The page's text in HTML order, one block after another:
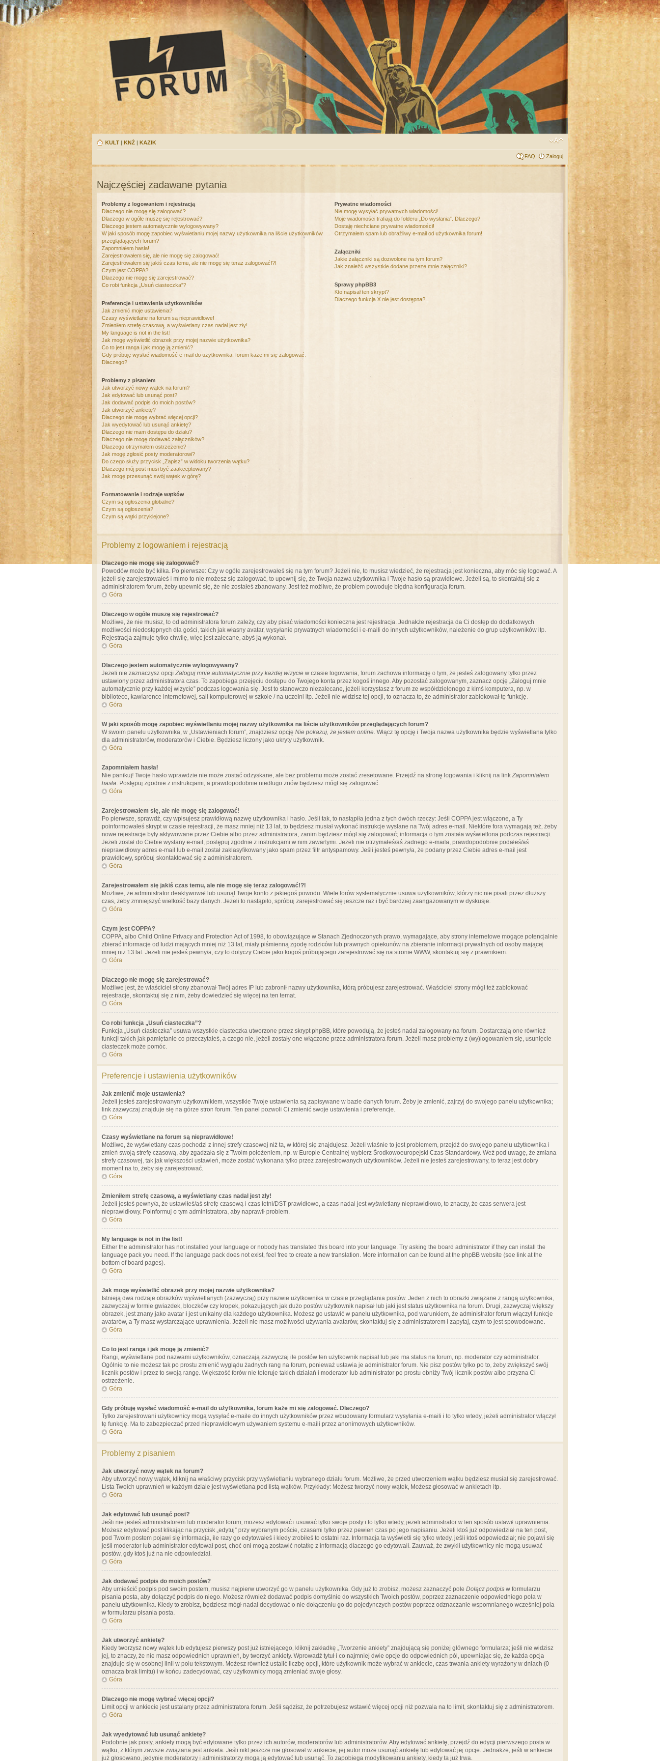
KULT | KNŻ | KAZIK
FAQ Zaloguj
Najczęściej zadawane pytania
Problemy z logowaniem i rejestracją
Dlaczego nie mogę się zalogować?
Dlaczego w ogóle muszę się rejestrować?
Dlaczego jestem automatycznie wylogowywany?
W jaki sposób mogę zapobiec wyświetlaniu mojej nazwy użytkownika na liście użytkowników
przeglądających forum?
Zapomniałem hasła!
Zarejestrowałem się, ale nie mogę się zalogować!
Zarejestrowałem się jakiś czas temu, ale nie mogę się teraz zalogować!?!
Czym jest COPPA?
Dlaczego nie mogę się zarejestrować?
Co robi funkcja „Usuń ciasteczka”?
Preferencje i ustawienia użytkowników
Jak zmienić moje ustawienia?
Czasy wyświetlane na forum są nieprawidłowe!
Zmieniłem strefę czasową, a wyświetlany czas nadal jest zły!
My language is not in the list!
Jak mogę wyświetlić obrazek przy mojej nazwie użytkownika?
Co to jest ranga i jak mogę ją zmienić?
Gdy próbuję wysłać wiadomość e-mail do użytkownika, forum każe mi się zalogować.
Dlaczego?
Problemy z pisaniem
Jak utworzyć nowy wątek na forum?
Jak edytować lub usunąć post?
Jak dodawać podpis do moich postów?
Jak utworzyć ankietę?
Dlaczego nie mogę wybrać więcej opcji?
Jak wyedytować lub usunąć ankietę?
Dlaczego nie mam dostępu do działu?
Dlaczego nie mogę dodawać załączników?
Dlaczego otrzymałem ostrzeżenie?
Jak mogę zgłosić posty moderatorowi?
Do czego służy przycisk „Zapisz” w widoku tworzenia wątku?
Dlaczego mój post musi być zaakceptowany?
Jak mogę przesunąć swój wątek w górę?
Formatowanie i rodzaje wątków
Czym są ogłoszenia globalne?
Czym są ogłoszenia?
Czym są wątki przyklejone?
Prywatne wiadomości
Nie mogę wysyłać prywatnych wiadomości!
Moje wiadomości trafiają do folderu „Do wysłania”. Dlaczego?
Dostaję niechciane prywatne wiadomości!
Otrzymałem spam lub obraźliwy e-mail od użytkownika forum!
Załączniki
Jakie załączniki są dozwolone na tym forum?
Jak znaleźć wszystkie dodane przeze mnie załączniki?
Sprawy phpBB3
Kto napisał ten skrypt?
Dlaczego funkcja X nie jest dostępna?
Problemy z logowaniem i rejestracją
Dlaczego nie mogę się zalogować?
Powodów może być kilka. Po pierwsze: Czy w ogóle zarejestrowałeś się na tym forum? Jeżeli nie, to musisz wiedzieć, że rejestracja jest konieczna, aby móc się logować. A
jeżeli się zarejestrowałeś i mimo to nie możesz się zalogować, to upewnij się, że Twoja nazwa użytkownika i Twoje hasło są prawidłowe. Jeżeli są, to skontaktuj się z
administratorem forum, żeby upewnić się, że nie zostałeś zbanowany. Jest też możliwe, że problem powoduje błędna konfiguracja forum.
Góra
Dlaczego w ogóle muszę się rejestrować?
Możliwe, że nie musisz, to od administratora forum zależy, czy aby pisać wiadomości konieczna jest rejestracja. Jednakże rejestracja da Ci dostęp do dodatkowych
możliwości niedostępnych dla gości, takich jak własny avatar, wysyłanie prywatnych wiadomości i e-maili do innych użytkowników, należenie do grup użytkowników itp.
Rejestracja zajmuje tylko chwilę, więc jest zalecane, abyś ją wykonał.
Góra
Dlaczego jestem automatycznie wylogowywany?
Jeżeli nie zaznaczysz opcji Zaloguj mnie automatycznie przy każdej wizycie w czasie logowania, forum zachowa informację o tym, że jesteś zalogowany tylko przez
ustawiony przez administratora czas. To zapobiega przejęciu dostępu do Twojego konta przez kogoś innego. Aby pozostać zalogowanym, zaznacz opcję „Zaloguj mnie
automatycznie przy każdej wizycie” podczas logowania się. Jest to stanowczo niezalecane, jeżeli korzystasz z forum ze współdzielonego z kimś komputera, np. w
bibliotece, kawiarence internetowej, sali komputerowej w szkole / na uczelni itp. Jeżeli nie widzisz tej opcji, to oznacza to, że administrator zablokował tę funkcję.
Góra
W jaki sposób mogę zapobiec wyświetlaniu mojej nazwy użytkownika na liście użytkowników przeglądających forum?
W swoim panelu użytkownika, w „Ustawieniach forum”, znajdziesz opcję Nie pokazuj, że jestem online. Włącz tę opcję i Twoja nazwa użytkownika będzie wyświetlana tylko
dla administratorów, moderatorów i Ciebie. Będziesz liczony jako ukryty użytkownik.
Góra
Zapomniałem hasła!
Nie panikuj! Twoje hasło wprawdzie nie może zostać odzyskane, ale bez problemu może zostać zresetowane. Przejdź na stronę logowania i kliknij na link Zapomniałem
hasła. Postępuj zgodnie z instrukcjami, a prawdopodobnie niedługo znów będziesz mógł się zalogować.
Góra
Zarejestrowałem się, ale nie mogę się zalogować!
Po pierwsze, sprawdź, czy wpisujesz prawidłową nazwę użytkownika i hasło. Jeśli tak, to nastąpiła jedna z tych dwóch rzeczy: Jeśli COPPA jest włączone, a Ty
poinformowałeś skrypt w czasie rejestracji, że masz mniej niż 13 lat, to będziesz musiał wykonać instrukcje wysłane na Twój adres e-mail. Niektóre fora wymagają też, żeby
nowe rejestracje były aktywowane przez Ciebie albo przez administratora, zanim będziesz mógł się zalogować; informacja o tym została wyświetlona podczas rejestracji.
Jeżeli został do Ciebie wysłany e-mail, postępuj zgodnie z instrukcjami w nim zawartymi. Jeżeli nie otrzymałeś/aś żadnego e-maila, prawdopodobnie podałeś/aś
nieprawidłowy adres e-mail lub e-mail został zaklasyfikowany jako spam przez filtr antyspamowy. Jeśli jesteś pewny/a, że podany przez Ciebie adres e-mail jest
prawidłowy, spróbuj skontaktować się z administratorem.
Góra
Zarejestrowałem się jakiś czas temu, ale nie mogę się teraz zalogować!?!
Możliwe, że administrator deaktywował lub usunął Twoje konto z jakiegoś powodu. Wiele forów systematycznie usuwa użytkowników, którzy nic nie pisali przez dłuższy
czas, żeby zmniejszyć wielkość bazy danych. Jeżeli to nastąpiło, spróbuj zarejestrować się jeszcze raz i być bardziej zaangażowanym w dyskusje.
Góra
Czym jest COPPA?
COPPA, albo Child Online Privacy and Protection Act of 1998, to obowiązujące w Stanach Zjednoczonych prawo, wymagające, aby strony internetowe mogące potencjalnie
zbierać informacje od ludzi mających mniej niż 13 lat, miały piśmienną zgodę rodziców lub prawnych opiekunów na zbieranie informacji prywatnych od osoby mającej
mniej niż 13 lat. Jeżeli nie jesteś pewny/a, czy to dotyczy Ciebie jako kogoś próbującego zarejestrować się na stronie WWW, skontaktuj się z prawnikiem.
Góra
Dlaczego nie mogę się zarejestrować?
Możliwe jest, że właściciel strony zbanował Twój adres IP lub zabronił nazwy użytkownika, którą próbujesz zarejestrować. Właściciel strony mógł też zablokować
rejestracje, skontaktuj się z nim, żeby dowiedzieć się więcej na ten temat.
Góra
Co robi funkcja „Usuń ciasteczka”?
Funkcja „Usuń ciasteczka” usuwa wszystkie ciasteczka utworzone przez skrypt phpBB, które powodują, że jesteś nadal zalogowany na forum. Dostarczają one również
funkcji takich jak pamiętanie co przeczytałeś, a czego nie, jeżeli zostały one włączone przez administratora forum. Jeżeli masz problemy z (wy)logowaniem się, usunięcie
ciasteczek może pomóc.
Góra
Preferencje i ustawienia użytkowników
Jak zmienić moje ustawienia?
Jeżeli jesteś zarejestrowanym użytkownikiem, wszystkie Twoje ustawienia są zapisywane w bazie danych forum. Żeby je zmienić, zajrzyj do swojego panelu użytkownika;
link zazwyczaj znajduje się na górze stron forum. Ten panel pozwoli Ci zmienić swoje ustawienia i preferencje.
Góra
Czasy wyświetlane na forum są nieprawidłowe!
Możliwe, że wyświetlany czas pochodzi z innej strefy czasowej niż ta, w której się znajdujesz. Jeżeli właśnie to jest problemem, przejdź do swojego panelu użytkownika i
zmień swoją strefę czasową, aby zgadzała się z Twoim położeniem, np. w Europie Centralnej wybierz Środkowoeuropejski Czas Standardowy. Weź pod uwagę, że zmiana
strefy czasowej, tak jak większości ustawień, może zostać wykonana tylko przez zarejestrowanych użytkowników. Jeżeli nie jesteś zarejestrowany, to teraz jest dobry
moment na to, żeby się zarejestrować.
Góra
Zmieniłem strefę czasową, a wyświetlany czas nadal jest zły!
Jeżeli jesteś pewny/a, że ustawiłeś/aś strefę czasową i czas letni/DST prawidłowo, a czas nadal jest wyświetlany nieprawidłowo, to znaczy, że czas serwera jest
nieprawidłowy. Poinformuj o tym administratora, aby naprawił problem.
Góra
My language is not in the list!
Either the administrator has not installed your language or nobody has translated this board into your language. Try asking the board administrator if they can install the
language pack you need. If the language pack does not exist, feel free to create a new translation. More information can be found at the phpBB website (see link at the
bottom of board pages).
Góra
Jak mogę wyświetlić obrazek przy mojej nazwie użytkownika?
Istnieją dwa rodzaje obrazków wyświetlanych (zazwyczaj) przy nazwie użytkownika w czasie przeglądania postów. Jeden z nich to obrazki związane z rangą użytkownika,
zazwyczaj w formie gwiazdek, bloczków czy kropek, pokazujących jak dużo postów użytkownik napisał lub jaki jest status użytkownika na forum. Drugi, zazwyczaj większy
obrazek, jest znany jako avatar i jest unikalny dla każdego użytkownika. Możesz go ustawić w panelu użytkownika, pod warunkiem, że administrator forum włączył funkcje
avatarów, a Ty masz wystarczające uprawnienia. Jeżeli nie masz możliwości używania avatarów, skontaktuj się z administratorem i zapytaj, czym to jest spowodowane.
Góra
Co to jest ranga i jak mogę ją zmienić?
Rangi, wyświetlane pod nazwami użytkowników, oznaczają zazwyczaj ile postów ten użytkownik napisał lub jaki ma status na forum, np. moderator czy administrator.
Ogólnie to nie możesz tak po prostu zmienić wyglądu żadnych rang na forum, ponieważ ustawia je administrator forum. Nie pisz postów tylko po to, żeby zwiększyć swój
licznik postów i przez to swoją rangę. Większość forów nie toleruje takich działań i moderator lub administrator po prostu obniży Twój licznik postów albo przyzna Ci
ostrzeżenie.
Góra
Gdy próbuję wysłać wiadomość e-mail do użytkownika, forum każe mi się zalogować. Dlaczego?
Tylko zarejestrowani użytkownicy mogą wysyłać e-maile do innych użytkowników przez wbudowany formularz wysyłania e-maili i to tylko wtedy, jeżeli administrator włączył
tę funkcję. Ma to zabezpieczać przed nieprawidłowym używaniem systemu e-maili przez anonimowych użytkowników.
Góra
Problemy z pisaniem
Jak utworzyć nowy wątek na forum?
Aby utworzyć nowy wątek, kliknij na właściwy przycisk przy wyświetlaniu wybranego działu forum. Możliwe, że przed utworzeniem wątku będziesz musiał się zarejestrować.
Lista Twoich uprawnień w każdym dziale jest wyświetlana pod listą wątków. Przykłady: Możesz tworzyć nowy wątek, Możesz głosować w ankietach itp.
Góra
Jak edytować lub usunąć post?
Jeśli nie jesteś administratorem lub moderator forum, możesz edytować i usuwać tylko swoje posty i to tylko wtedy, jeżeli administrator w ten sposób ustawił uprawnienia.
Możesz edytować post klikając na przycisk „edytuj” przy wybranym poście, czasami tylko przez pewien czas po jego napisaniu. Jeżeli ktoś już odpowiedział na ten post,
pod Twoim postem pojawi się informacja, ile razy go edytowałeś i kiedy zrobiłeś to ostatni raz. Informacja ta wyświetli się tylko wtedy, jeśli ktoś odpowiedział; nie pojawi się
jeśli moderator lub administrator edytował post, choć oni mogą zostawić notatkę z informacją dlaczego go edytowali. Zauważ, że zwykli użytkownicy nie mogą usuwać
postów, gdy ktoś już na nie odpowiedział.
Góra
Jak dodawać podpis do moich postów?
Aby umieścić podpis pod swoim postem, musisz najpierw utworzyć go w panelu użytkownika. Gdy już to zrobisz, możesz zaznaczyć pole Dołącz podpis w formularzu
pisania posta, aby dołączyć podpis do niego. Możesz również dodawać podpis domyślnie do wszystkich Twoich postów, poprzez zaznaczenie odpowiedniego pola w
panelu użytkownika. Kiedy to zrobisz, będziesz mógł nadal decydować o nie dołączeniu go do pojedynczych postów poprzez odznaczanie wspomnianego wcześniej pola
w formularzu pisania posta.
Góra
Jak utworzyć ankietę?
Kiedy tworzysz nowy wątek lub edytujesz pierwszy post już istniejącego, kliknij zakładkę „Tworzenie ankiety” znajdującą się poniżej głównego formularza; jeśli nie widzisz
jej, to znaczy, że nie masz odpowiednich uprawnień, by tworzyć ankiety. Wprowadź tytuł i co najmniej dwie opcje do odpowiednich pól, upewniając się, że każda opcja
znajduje się w osobnej linii w polu tekstowym. Możesz również ustalić liczbę opcji, które użytkownik może wybrać w ankiecie, czas trwania ankiety wyrażony w dniach (0
oznacza brak limitu) i w końcu zadecydować, czy użytkownicy mogą zmieniać swoje głosy.
Góra
Dlaczego nie mogę wybrać więcej opcji?
Limit opcji w ankiecie jest ustalany przez administratora forum. Jeśli sądzisz, że potrzebujesz wstawić więcej opcji niż pozwala na to limit, skontaktuj się z administratorem.
Góra
Jak wyedytować lub usunąć ankietę?
Podobnie jak posty, ankiety mogą być edytowane tylko przez ich autorów, moderatorów lub administratorów. Aby edytować ankietę, przejdź do edycji pierwszego posta w
wątku, z którym zawsze związana jest ankieta. Jeśli nikt jeszcze nie głosował w ankiecie, jej autor może usunąć ankietę lub edytować jej opcje. Jednakże, jeśli w ankiecie
już głosowano, jedynie moderatorzy i administratorzy mogą ją edytować lub usunąć. To zapobiega modyfikowaniu ankiety, kiedy ta już trwa.